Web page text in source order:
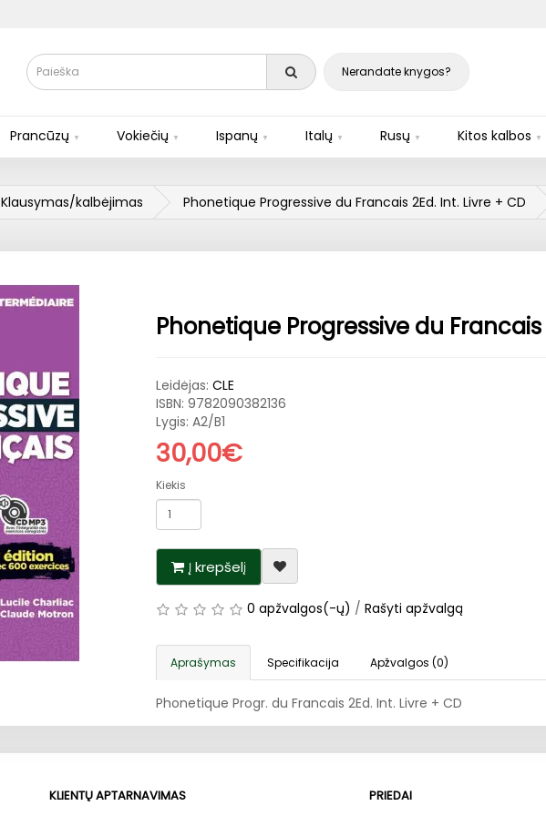
Nerandate knygos?
Prancūzų Vokiečių Ispanų Italų Rusų Kitos kalbos
Klausymas/kalbėjimas Phonetique Progressive du Francais 2Ed. Int. Livre + CD
Phonetique Progressive du Francais
Leidėjas: CLE
ISBN: 9782090382136
Lygis: A2/B1
30,00€
Kiekis
Į krepšelį
0 apžvalgos(-ų) / Rašyti apžvalgą
Aprašymas Specifikacija Apžvalgos (0)
Phonetique Progr. du Francais 2Ed. Int. Livre + CD
KLIENTŲ APTARNAVIMAS PRIEDAI